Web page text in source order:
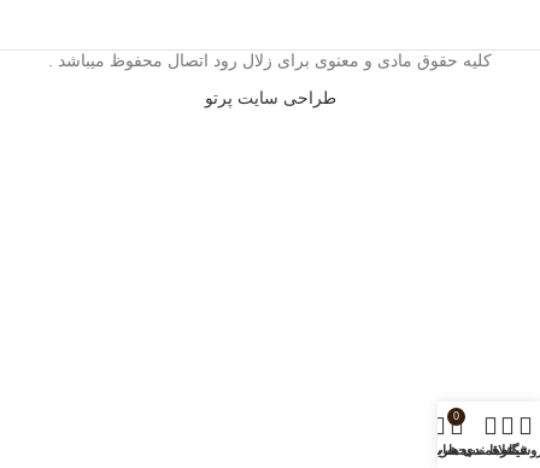
کلیه حقوق مادی و معنوی برای زلال رود اتصال محفوظ میباشد .
طراحی سایت پرتو
فیلترها
علاقمندی ها
0
سبد خرید
حساب من